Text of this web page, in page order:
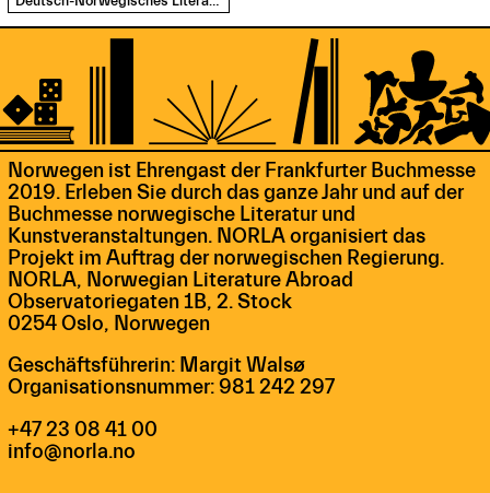
Norwegen ist Ehrengast der Frankfurter Buchmesse
2019. Erleben Sie durch das ganze Jahr und auf der
Buchmesse norwegische Literatur und
Kunstveranstaltungen. NORLA organisiert das
Projekt im Auftrag der norwegischen Regierung.
NORLA, Norwegian Literature Abroad
Observatoriegaten 1B, 2. Stock
0254 Oslo, Norwegen
Geschäftsführerin: Margit Walsø
Organisationsnummer: 981 242 297
+47 23 08 41 00
info@norla.no